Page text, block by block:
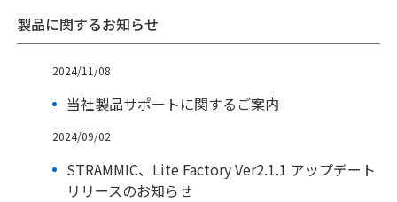
製品に関するお知らせ
2024/11/08
当社製品サポートに関するご案内
2024/09/02
STRAMMIC、Lite Factory Ver2.1.1 アップデート
リリースのお知らせ